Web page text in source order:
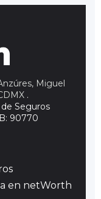
Miguel
.
Seguros
90770
en netWorth